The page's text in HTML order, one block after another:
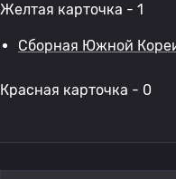
Желтая карточка - 1
Сборная Южной
Красная карточка - 0